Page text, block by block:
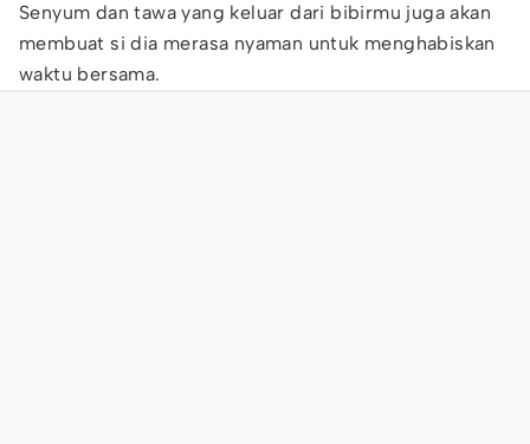
Senyum dan tawa yang keluar dari bibirmu juga akan
membuat si dia merasa nyaman untuk menghabiskan
waktu bersama.